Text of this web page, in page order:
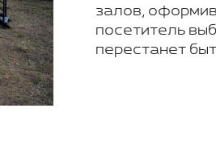
залов,
посетитель
перестанет